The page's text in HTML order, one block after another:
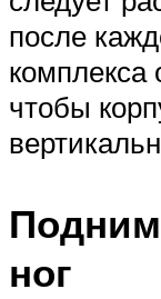
после
комплекса
чтобы
ног